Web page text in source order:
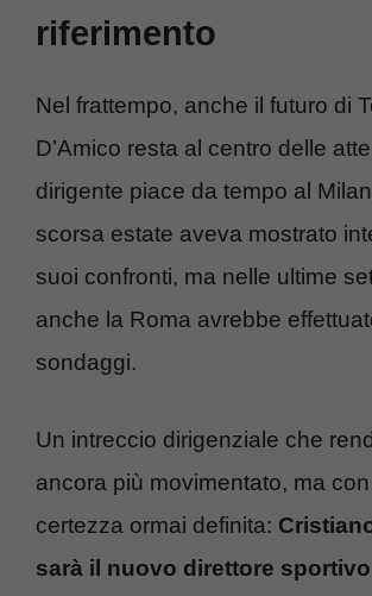
riferimento
Nel frattempo, anche il futuro di
D’Amico resta al centro delle
dirigente piace da tempo al
scorsa estate aveva mostrato
suoi confronti, ma nelle ultime
anche la Roma avrebbe
sondaggi.
Un intreccio dirigenziale che
ancora più movimentato, ma
certezza ormai definita:
sarà il nuovo direttore sportivo